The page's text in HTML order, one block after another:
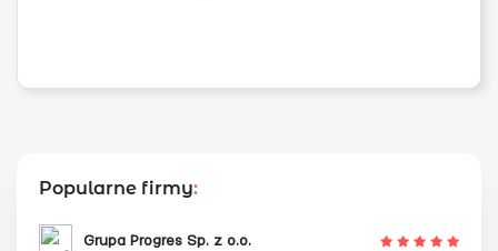
Popularne firmy:
Grupa Progres Sp. z o.o.